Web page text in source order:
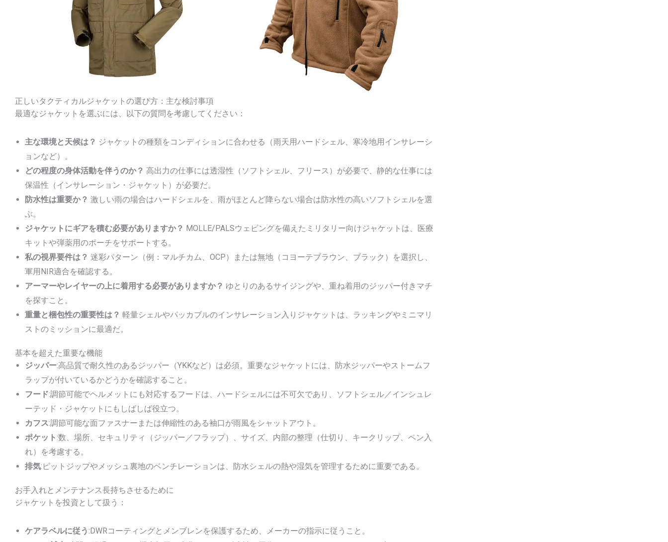
正しいタクティカルジャケットの選び方：主な検討事項
最適なジャケットを選ぶには、以下の質問を考慮してください：
主な環境と天候は？ ジャケットの種類をコンディションに合わせる（雨天用ハードシェル、寒冷地用インサレーシ
ョンなど）。
どの程度の身体活動を伴うのか？ 高出力の仕事には透湿性（ソフトシェル、フリース）が必要で、静的な仕事には
保温性（インサレーション・ジャケット）が必要だ。
防水性は重要か？ 激しい雨の場合はハードシェルを、雨がほとんど降らない場合は防水性の高いソフトシェルを選
ぶ。
ジャケットにギアを積む必要がありますか？ MOLLE/PALSウェビングを備えたミリタリー向けジャケットは、医療
キットや弾薬用のポーチをサポートする。
私の視界要件は？ 迷彩パターン（例：マルチカム、OCP）または無地（コヨーテブラウン、ブラック）を選択し、
軍用NIR適合を確認する。
アーマーやレイヤーの上に着用する必要がありますか？ ゆとりのあるサイジングや、重ね着用のジッパー付きマチ
を探すこと。
重量と梱包性の重要性は？ 軽量シェルやパッカブルのインサレーション入りジャケットは、ラッキングやミニマリ
ストのミッションに最適だ。
基本を超えた重要な機能
ジッパー:高品質で耐久性のあるジッパー（YKKなど）は必須。重要なジャケットには、防水ジッパーやストームフ
ラップが付いているかどうかを確認すること。
フード:調節可能でヘルメットにも対応するフードは、ハードシェルには不可欠であり、ソフトシェル／インシュレ
ーテッド・ジャケットにもしばしば役立つ。
カフス:調節可能な面ファスナーまたは伸縮性のある袖口が雨風をシャットアウト。
ポケット:数、場所、セキュリティ（ジッパー／フラップ）、サイズ、内部の整理（仕切り、キークリップ、ペン入
れ）を考慮する。
排気:ピットジップやメッシュ裏地のベンチレーションは、防水シェルの熱や湿気を管理するために重要である。
お手入れとメンテナンス長持ちさせるために
ジャケットを投資として扱う：
ケアラベルに従う:DWRコーティングとメンブレンを保護するため、メーカーの指示に従うこと。